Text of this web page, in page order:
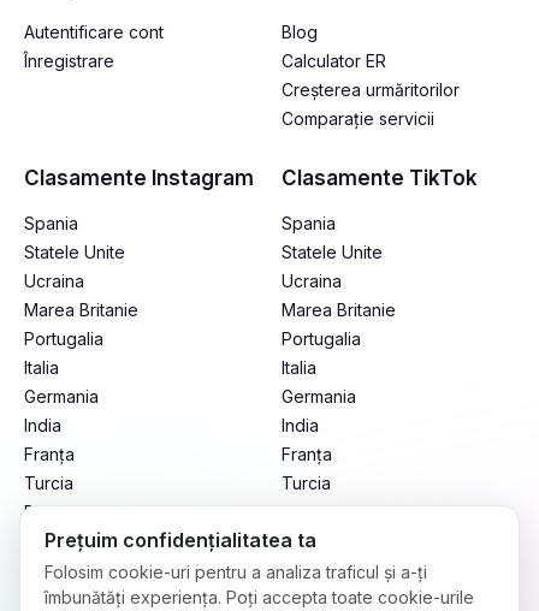
Autentificare cont
Înregistrare
Blog
Calculator ER
Creșterea urmăritorilor
Comparație servicii
Clasamente Instagram
Spania
Statele Unite
Ucraina
Marea Britanie
Portugalia
Italia
Germania
India
Franța
Turcia
Brazilia
Mexic
Argentina
Indonezia
Clasamente TikTok
Spania
Statele Unite
Ucraina
Marea Britanie
Portugalia
Italia
Germania
India
Franța
Turcia
Brazilia
Mexic
Argentina
Indonezia
Prețuim confidențialitatea ta
Folosim cookie-uri pentru a analiza traficul și a-ți
îmbunătăți experiența. Poți accepta toate cookie-urile